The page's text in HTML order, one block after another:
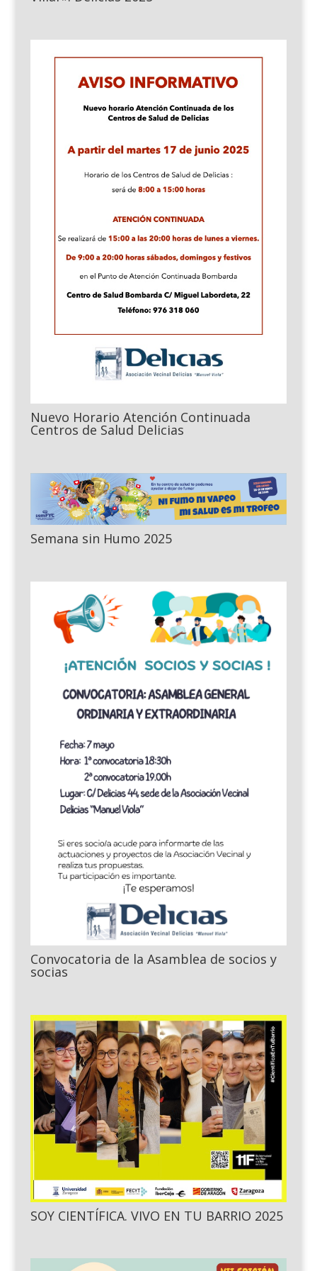
Nuevo Horario Atención Continuada
Centros de Salud Delicias
Semana sin Humo 2025
Convocatoria de la Asamblea de socios y
socias
SOY CIENTÍFICA. VIVO EN TU BARRIO 2025